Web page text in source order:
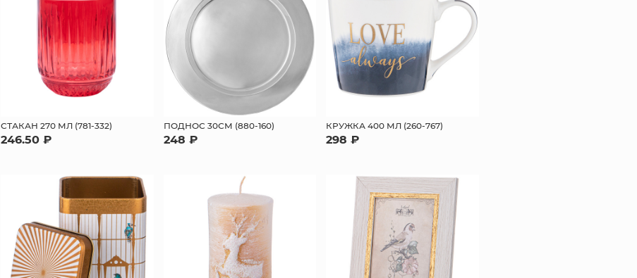
СТАКАН 270 МЛ (781-332)
246.50 ₽
ПОДНОС 30СМ (880-160)
248 ₽
КРУЖКА 400 МЛ (260-767)
298 ₽